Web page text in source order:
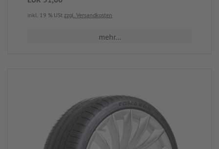
inkl. 19 % USt zzgl. Versandkosten
mehr...